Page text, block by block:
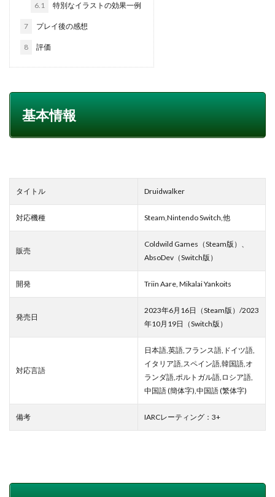
6.1 特別なイラストの効果一例
7 プレイ後の感想
8 評価
基本情報
タイトル Druidwalker
対応機種 Steam,Nintendo Switch,他
販売
Coldwild Games（Steam版）、
AbsoDev（Switch版）
開発 Triin Aare, Mikalai Yankoits
発売日
2023年6月16日（Steam版）/2023
年10月19日（Switch版）
対応言語
日本語,英語,フランス語,ドイツ語,
イタリア語,スペイン語,韓国語,オ
ランダ語,ポルトガル語,ロシア語,
中国語 (簡体字),中国語 (繁体字)
備考 IARCレーティング：3+